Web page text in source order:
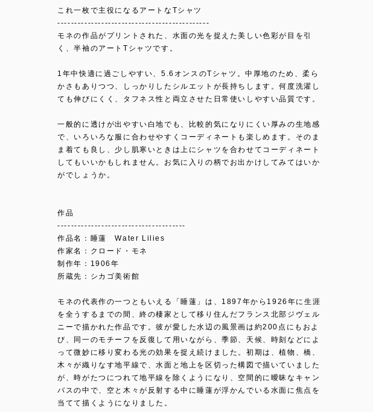
これ一枚で主役になるアートなTシャツ
---------------------------------------------
モネの作品がプリントされた、水面の光を捉えた美しい色彩が目を引
く、半袖のアートTシャツです。
1年中快適に過ごしやすい、5.6オンスのTシャツ。中厚地のため、柔ら
かさもありつつ、しっかりしたシルエットが長持ちします。何度洗濯し
ても伸びにくく、タフネス性と両立させた日常使いしやすい品質です。
一般的に透けが出やすい白地でも、比較的気になりにくい厚みの生地感
で、いろいろな服に合わせやすくコーディネートも楽しめます。そのま
ま着ても良し、少し肌寒いときは上にシャツを合わせてコーディネート
してもいいかもしれません。お気に入りの柄でお出かけしてみてはいか
がでしょうか。
作品
--------------------------------------
作品名：睡蓮 Water Lilies
作家名：クロード・モネ
制作年：1906年
所蔵先：シカゴ美術館
モネの代表作の一つともいえる「睡蓮」は、1897年から1926年に生涯
を全うするまでの間、終の棲家として移り住んだフランス北部ジヴェル
ニーで描かれた作品です。彼が愛した水辺の風景画は約200点にもおよ
び、同一のモチーフを反復して用いながら、季節、天候、時刻などによ
って微妙に移り変わる光の効果を捉え続けました。初期は、植物、橋、
木々が織りなす地平線で、水面と地上を区切った構図で描いていました
が、時がたつにつれて地平線を除くようになり、空間的に曖昧なキャン
バスの中で、空と木々が反射する中に睡蓮が浮かんでいる水面に焦点を
当てて描くようになりました。